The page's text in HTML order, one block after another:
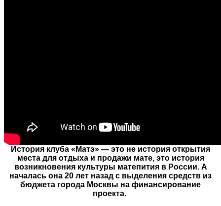
История клуба «Матэ» — это не история открытия
места для отдыха и продажи мате, это история
возникновения культуры матепития в России. А
началась она 20 лет назад с выделения средств из
бюджета города Москвы на финансирование
проекта.